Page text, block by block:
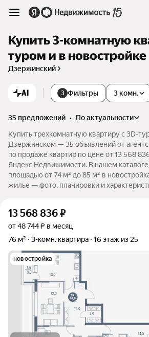
Купить 3-комнатную
туром и в новостройке
Дзержинский
AI 3 Фильтры 3 комн.
35 предложений •
по актуальности
Купить трехкомнатную квартиру c 3D-
Дзержинском — 35 объявлений от
по продаже квартир по цене от 13 568
Яндекс Недвижимости. В нашем
площадью от 74 м² до 85 м² в
жилье — фото, планировки и
13 568 836₽
от 48 744 ₽ в месяц
76 м²
3-комн. квартира 16 этаж из 25
новостройка